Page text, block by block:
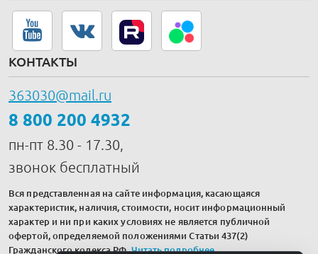
КОНТАКТЫ
363030@mail.ru
8 800 200 4932
пн-пт 8.30 - 17.30,
звонок бесплатный
Вся представленная на сайте информация, касающаяся
характеристик, наличия, стоимости, носит информационный
характер и ни при каких условиях не является публичной
офертой, определяемой положениями Статьи 437(2)
Гражданского кодекса РФ.Читать подробнее.